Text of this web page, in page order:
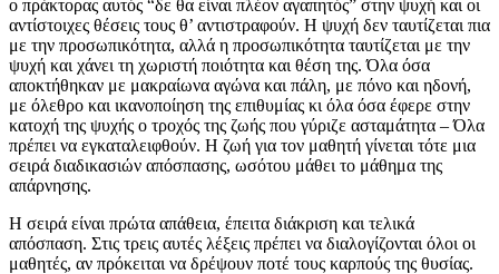
ο πράκτορας αυτός “δε θα είναι πλέον αγαπητός” στην ψυχή και οι
αντίστοιχες θέσεις τους θ’ αντιστραφούν. H ψυχή δεν ταυτίζεται πια
με την προσωπικότητα, αλλά η προσωπικότητα ταυτίζεται με την
ψυχή και χάνει τη χωριστή ποιότητα και θέση της. Όλα όσα
αποκτήθηκαν με μακραίωνα αγώνα και πάλη, με πόνο και ηδονή,
με όλεθρο και ικανοποίηση της επιθυμίας κι όλα όσα έφερε στην
κατοχή της ψυχής ο τροχός της ζωής που γύριζε ασταμάτητα – Όλα
πρέπει να εγκαταλειφθούν. H ζωή για τον μαθητή γίνεται τότε μια
σειρά διαδικασιών απόσπασης, ωσότου μάθει το μάθημα της
απάρνησης.
H σειρά είναι πρώτα απάθεια, έπειτα διάκριση και τελικά
απόσπαση. Στις τρεις αυτές λέξεις πρέπει να διαλογίζονται όλοι οι
μαθητές, αν πρόκειται να δρέψουν ποτέ τους καρπούς της θυσίας.